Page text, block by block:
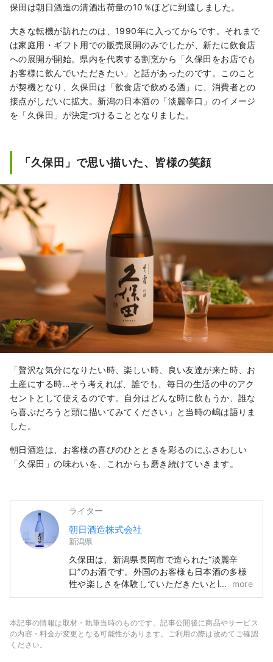
保田は朝日酒造の清酒出荷量の10％ほどに到達しました。
大きな転機が訪れたのは、1990年に入ってからです。それまで
は家庭用・ギフト用での販売展開のみでしたが、新たに飲食店
への展開が開始。県内を代表する割烹から「久保田をお店でも
お客様に飲んでいただきたい」と話があったのです。このこと
が契機となり、久保田は「飲食店で飲める酒」に、消費者との
接点がしだいに拡大。新潟の日本酒の「淡麗辛口」のイメージ
を「久保田」が決定づけることとなりました。
「久保田」で思い描いた、皆様の笑顔
「贅沢な気分になりたい時、楽しい時、良い友達が来た時、お
土産にする時…そう考えれば、誰でも、毎日の生活の中のアク
セントとして使えるのです。自分はどんな時に飲もうか、誰な
ら喜ぶだろうと頭に描いてみてください」と当時の嶋は語りま
した。
朝日酒造は、お客様の喜びのひとときを彩るのにふさわしい
「久保田」の味わいを、これからも磨き続けていきます。
ライター
朝日酒造株式会社
新潟県
久保田は、新潟県長岡市で造られた“淡麗辛
口”のお酒です。外国のお客様も日本酒の多様
性や楽しさを体験していただきたいと願ってい
ます。
more
本記事の情報は取材・執筆当時のものです。記事公開後に商品やサービス
の内容・料金が変更となる可能性があります。ご利用の際は改めてご確認
ください。